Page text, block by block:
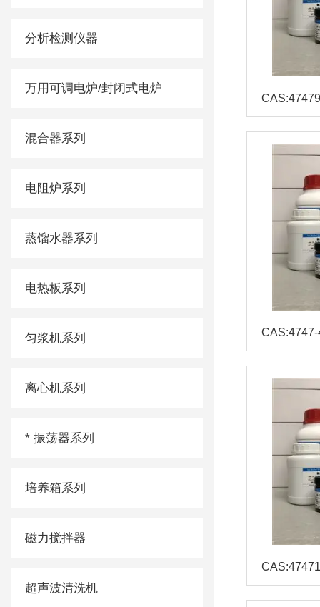
分析检测仪器
万用可调电炉/封闭式电炉
混合器系列
电阻炉系列
蒸馏水器系列
电热板系列
匀浆机系列
离心机系列
* 振荡器系列
培养箱系列
磁力搅拌器
超声波清洗机